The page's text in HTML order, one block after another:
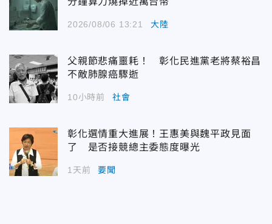
2026/08/06 13:21 大陸
父親節悲痛噩耗！ 彰化民進黨老將蔡裕昌
不敵肺腺癌驟逝
10小時前 社會
彰化選情重大進展！王惠美與魏平政見面
了 是否接競總主委態度曝光
1天前 要聞